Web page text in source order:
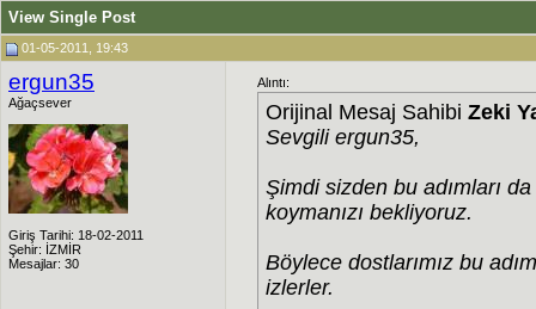
View Single Post
01-05-2011, 19:43
ergun35
Ağaçsever
Giriş Tarihi: 18-02-2011
Şehir: İZMİR
Mesajlar: 30
Alıntı:
Orijinal Mesaj Sahibi Zeki
Sevgili ergun35,
Şimdi sizden bu adımları
koymanızı bekliyoruz.
Böylece dostlarımız bu
izlerler.